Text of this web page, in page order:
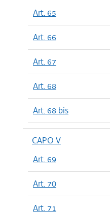
Art. 65
Art. 66
Art. 67
Art. 68
Art. 68 bis
CAPO V
Art. 69
Art. 70
Art. 71